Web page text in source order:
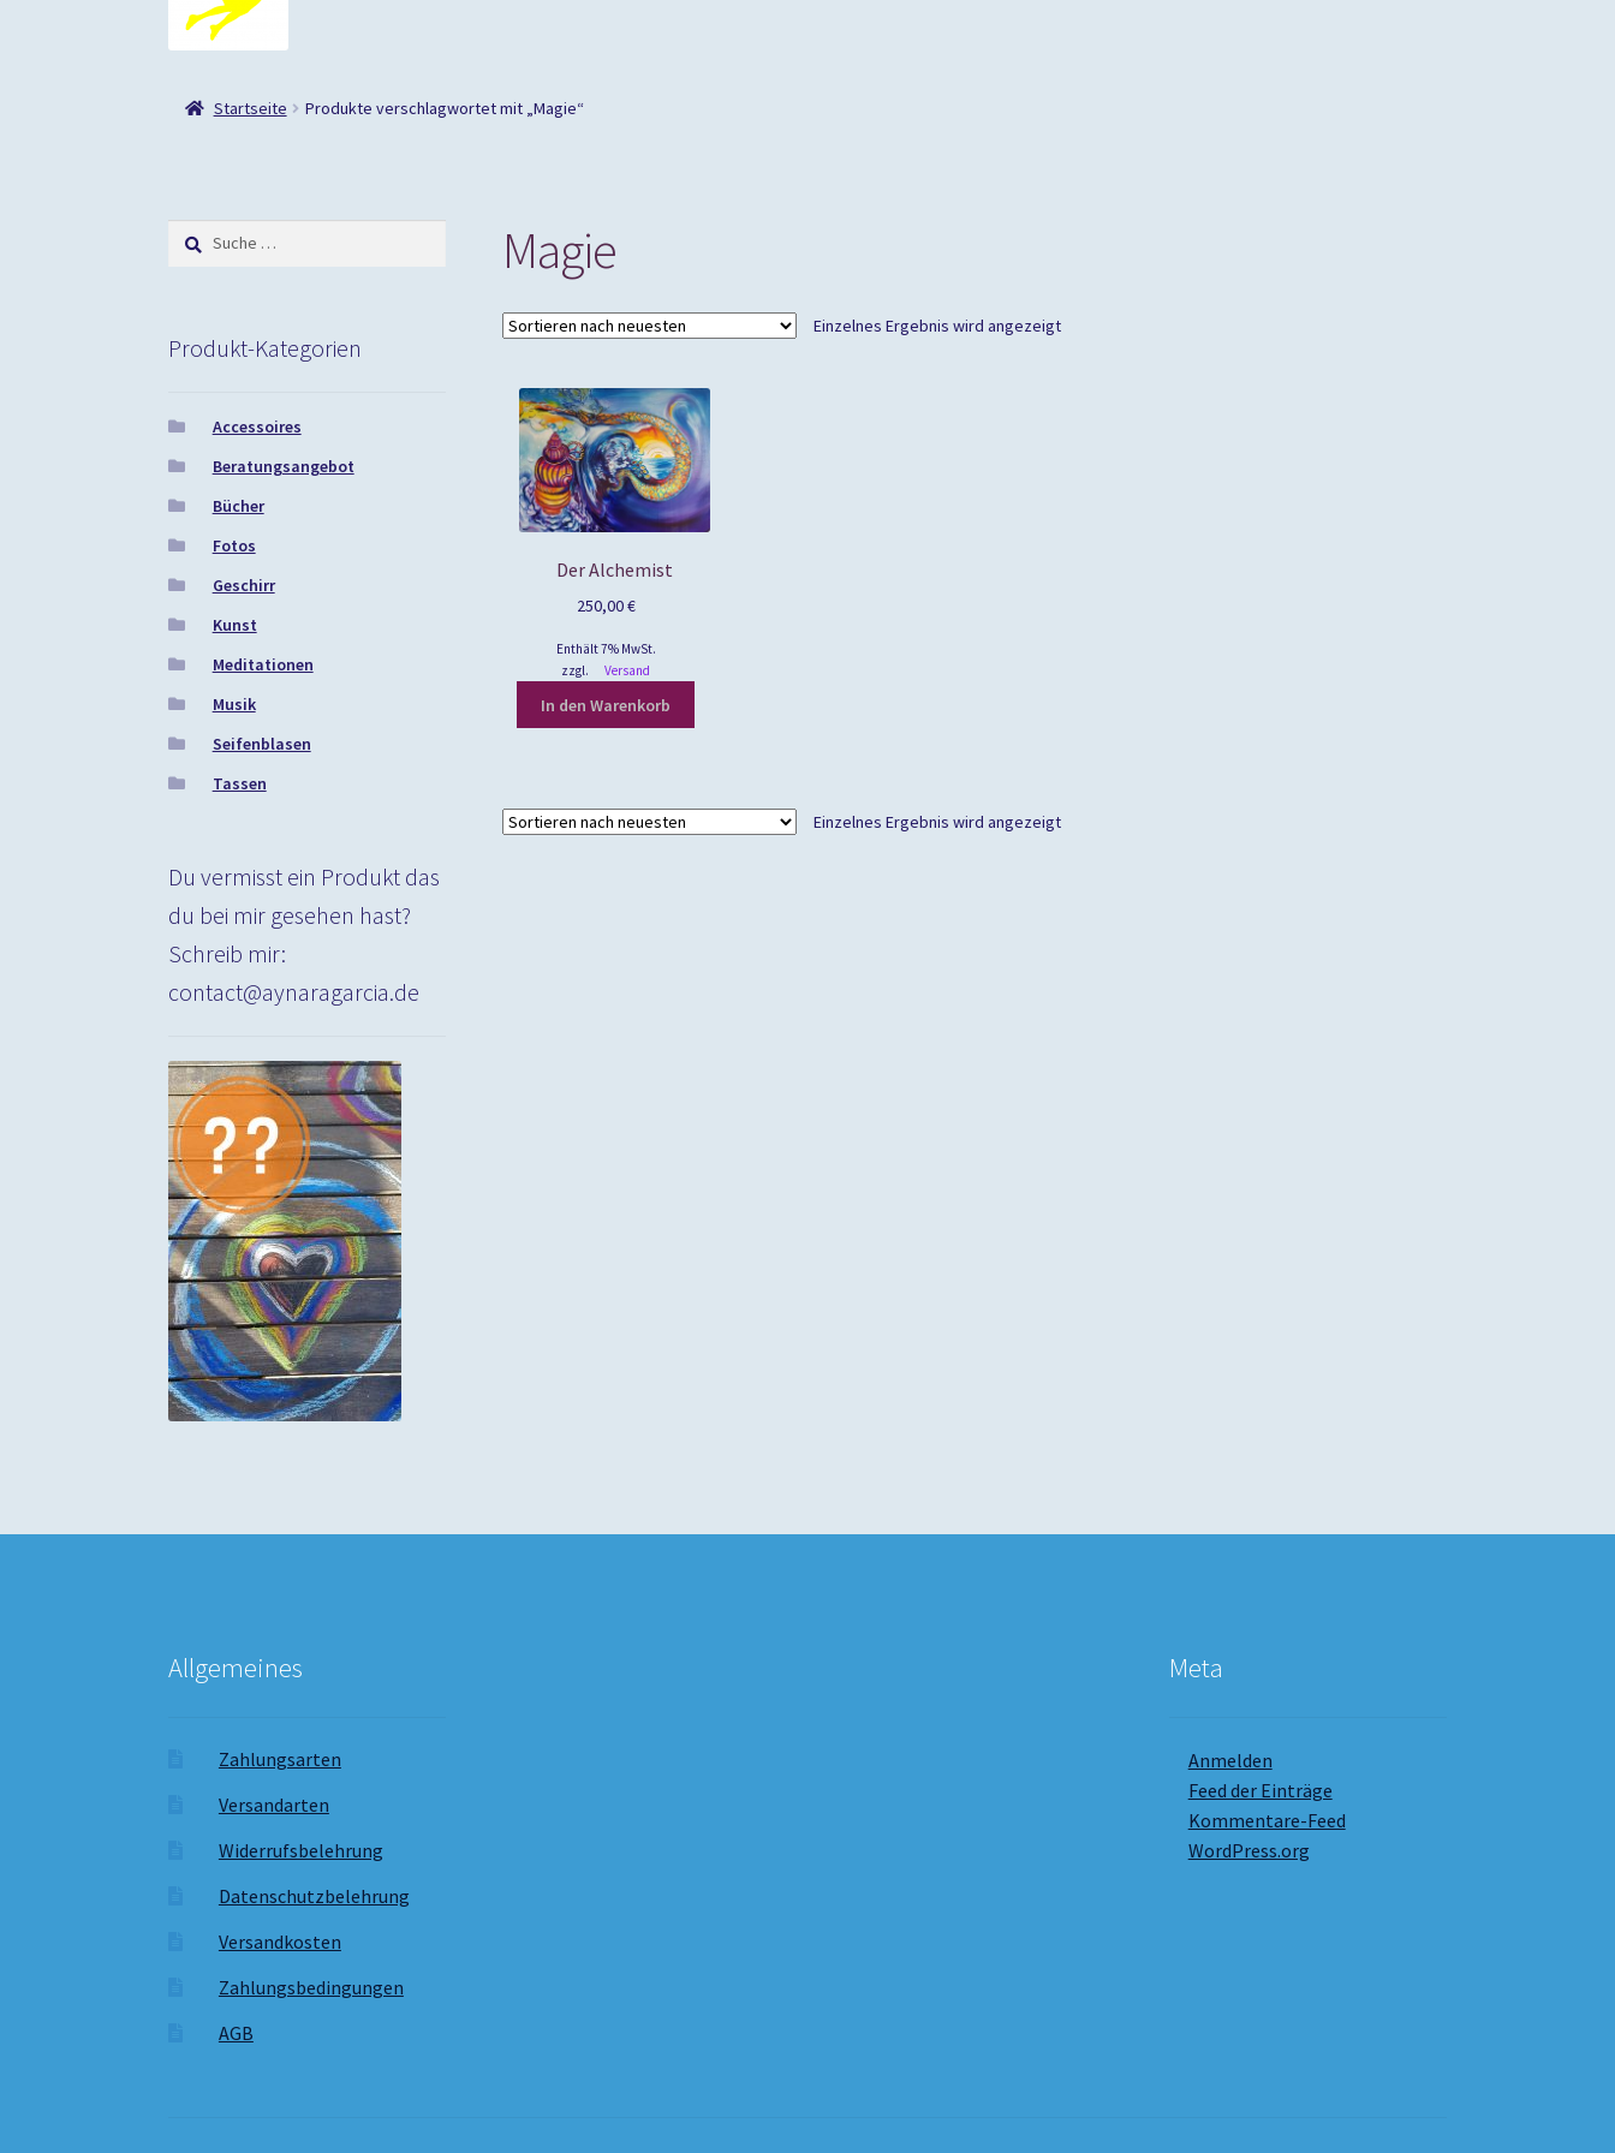
Startseite Produkte verschlagwortet mit „Magie“
Magie
Einzelnes Ergebnis wird angezeigt
Der Alchemist
250,00€
Enthält 7% MwSt.
zzgl.
Versand
In den Warenkorb
Einzelnes Ergebnis wird angezeigt
Suche
nach:
Produkt-Kategorien
Accessoires
Beratungsangebot
Bücher
Fotos
Geschirr
Kunst
Meditationen
Musik
Seifenblasen
Tassen
Du vermisst ein Produkt das
du bei mir gesehen hast?
Schreib mir:
contact@aynaragarcia.de
Allgemeines
Zahlungsarten
Versandarten
Widerrufsbelehrung
Datenschutzbelehrung
Versandkosten
Zahlungsbedingungen
AGB
Meta
Anmelden
Feed der Einträge
Kommentare-Feed
WordPress.org